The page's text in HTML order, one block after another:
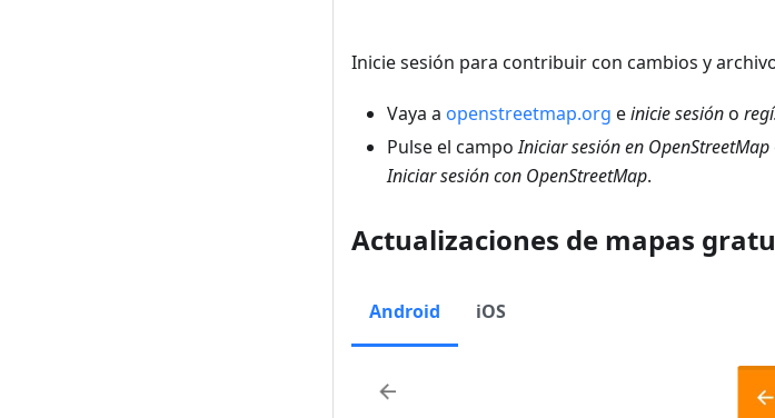
Inicie sesión para contribuir con cambios y
Vaya a openstreetmap.org einicie sesióno
Pulse el campoIniciar sesión en OpenStreetMap
Iniciar sesión con OpenStreetMap.
Actualizaciones de mapas
Android iOS